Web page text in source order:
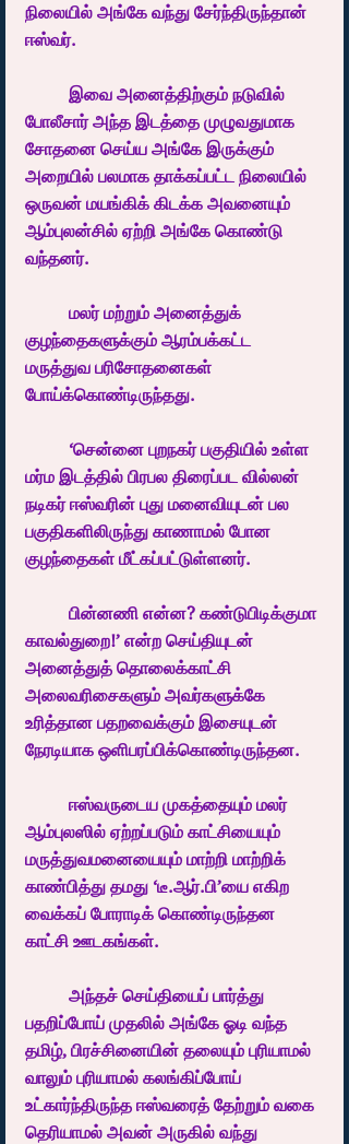
நிலையில் அங்கே வந்து சேர்ந்திருந்தான்
ஈஸ்வர்.
போலீசார் அந்த இடத்தை முழுவதுமாக
சோதனை செய்ய அங்கே இருக்கும்
அறையில் பலமாக தாக்கப்பட்ட நிலையில்
ஒருவன் மயங்கிக் கிடக்க அவனையும்
ஆம்புலன்சில் ஏற்றி அங்கே கொண்டு
வந்தனர்.
குழந்தைகளுக்கும் ஆரம்பக்கட்ட
மருத்துவ பரிசோதனைகள்
போய்க்கொண்டிருந்தது.
மர்ம இடத்தில் பிரபல திரைப்பட வில்லன்
நடிகர் ஈஸ்வரின் புது மனைவியுடன் பல
பகுதிகளிலிருந்து காணாமல் போன
குழந்தைகள் மீட்கப்பட்டுள்ளனர்.
காவல்துறை!’ என்ற செய்தியுடன்
அனைத்துத் தொலைக்காட்சி
அலைவரிசைகளும் அவர்களுக்கே
உரித்தான பதறவைக்கும் இசையுடன்
நேரடியாக ஒளிபரப்பிக்கொண்டிருந்தன.
ஆம்புலஸில் ஏற்றப்படும் காட்சியையும்
மருத்துவமனையையும் மாற்றி மாற்றிக்
காண்பித்து தமது ‘டீ.ஆர்.பி’யை எகிற
வைக்கப் போராடிக் கொண்டிருந்தன
காட்சி ஊடகங்கள்.
பதறிப்போய் முதலில் அங்கே ஓடி வந்த
தமிழ், பிரச்சினையின் தலையும் புரியாமல்
வாலும் புரியாமல் கலங்கிப்போய்
உட்கார்ந்திருந்த ஈஸ்வரைத் தேற்றும் வகை
தெரியாமல் அவன் அருகில் வந்து